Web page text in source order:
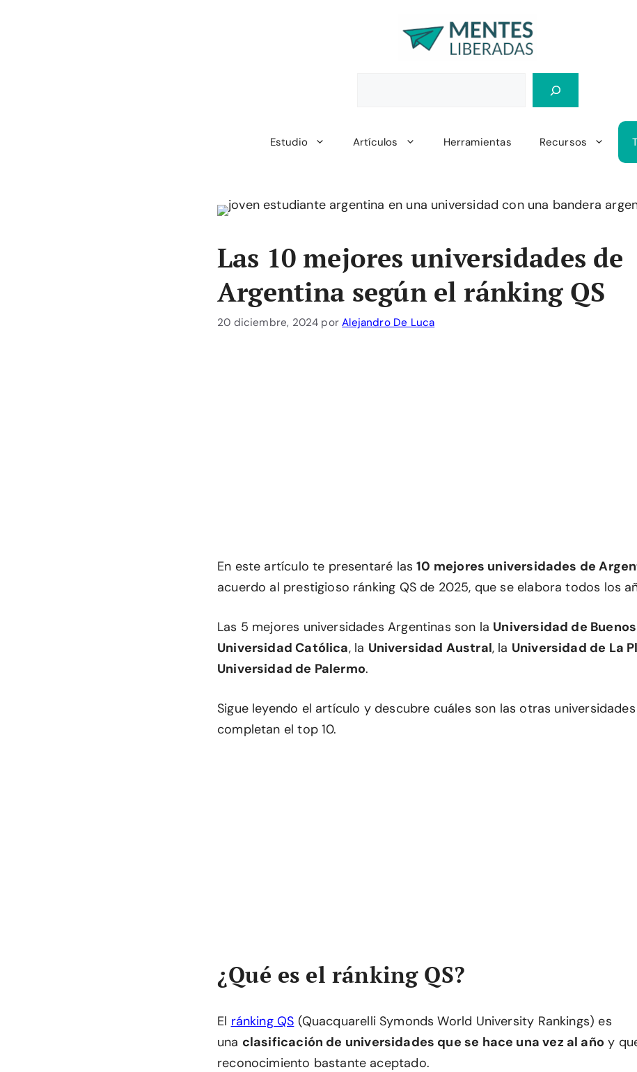
Estudio Artículos Herramientas Recursos
Las 10 mejores universidades de
Argentina según el ránking QS
20 diciembre, 2024 porAlejandro De Luca
En este artículo te presentaré las10 mejores universidades de
acuerdo al prestigioso ránking QS de 2025, que se elabora todos los
Las 5 mejores universidades Argentinas son la Universidad de
Universidad Católica, la Universidad Austral, la Universidad de La
Universidad de Palermo.
Sigue leyendo el artículo y descubre cuáles son las otras
completan el top 10.
¿Qué es el ránking QS?
El ránking QS (Quacquarelli Symonds World University Rankings) es
una clasificación de universidades que se hace una vez al año y
reconocimiento bastante aceptado.